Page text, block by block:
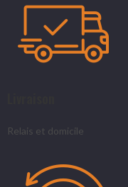
Relais et domicile